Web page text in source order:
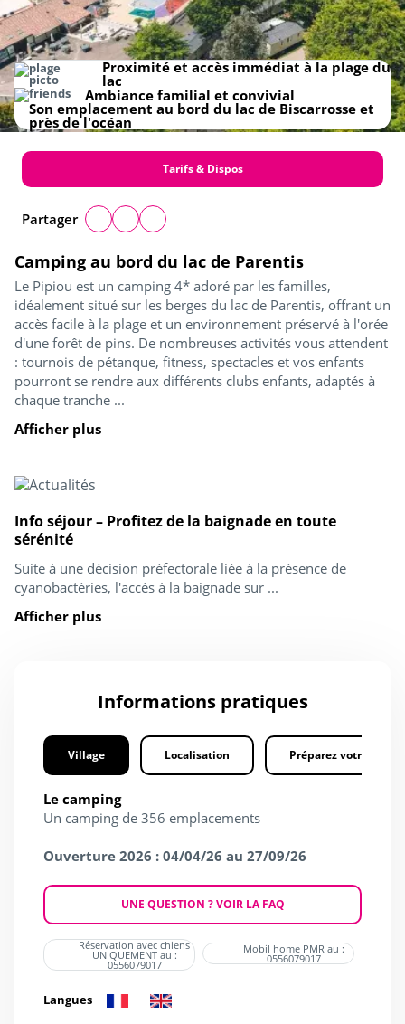
Camping au bord du lac de Parentis
Le Pipiou est un camping 4* adoré par les familles,
idéalement situé sur les berges du lac de Parentis, offrant un
accès facile à la plage et un environnement préservé à l'orée
d'une forêt de pins. De nombreuses activités vous attendent
: tournois de pétanque, fitness, spectacles et vos enfants
pourront se rendre aux différents clubs enfants, adaptés à
chaque tranche ...
Afficher plus
Proximité et accès immédiat à la plage du
lac
Ambiance familial et convivial
Son emplacement au bord du lac de Biscarrosse et
près de l'océan
Tarifs & Dispos
Partager
Info séjour – Profitez de la baignade en toute
sérénité
Suite à une décision préfectorale liée à la présence de
cyanobactéries, l'accès à la baignade sur ...
Afficher plus
Informations pratiques
Village Localisation Préparez votre séjour
Le camping
Un camping de 356 emplacements
Ouverture 2026 : 04/04/26 au 27/09/26
UNE QUESTION ? VOIR LA FAQ
Réservation avec chiens
UNIQUEMENT au :
0556079017
Mobil home PMR au :
0556079017
Langues